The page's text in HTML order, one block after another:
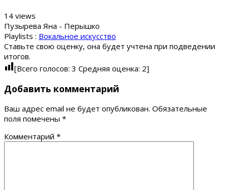
14 views
Пузырева Яна - Перышко
Playlists : Вокальное искусство
Ставьте свою оценку, она будет учтена при подведении
итогов.
[Всего голосов: 3 Средняя оценка: 2]
Добавить комментарий
Ваш адрес email не будет опубликован. Обязательные
поля помечены *
Комментарий *